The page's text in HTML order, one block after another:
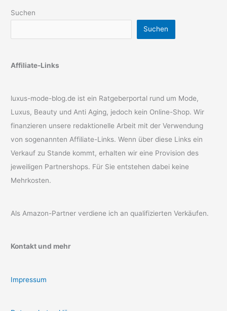
Suchen
Suchen
Affiliate-Links
luxus-mode-blog.de ist ein Ratgeberportal rund um Mode,
Luxus, Beauty und Anti Aging, jedoch kein Online-Shop. Wir
finanzieren unsere redaktionelle Arbeit mit der Verwendung
von sogenannten Affiliate-Links. Wenn über diese Links ein
Verkauf zu Stande kommt, erhalten wir eine Provision des
jeweiligen Partnershops. Für Sie entstehen dabei keine
Mehrkosten.
Als Amazon-Partner verdiene ich an qualifizierten Verkäufen.
Kontakt und mehr
Impressum